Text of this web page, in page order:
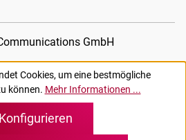
GmbH
Cookies, um eine bestmögliche
können. Mehr Informationen ...
Konfigurieren